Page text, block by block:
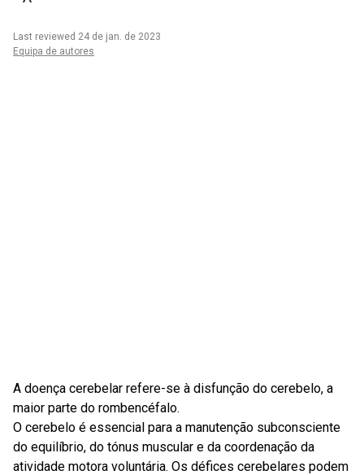
Last reviewed 24 de jan. de 2023
Equipa de autores
A doença cerebelar refere-se à disfunção do cerebelo, a
maior parte do rombencéfalo.
O cerebelo é essencial para a manutenção subconsciente
do equilíbrio, do tónus muscular e da coordenação da
atividade motora voluntária. Os défices cerebelares podem